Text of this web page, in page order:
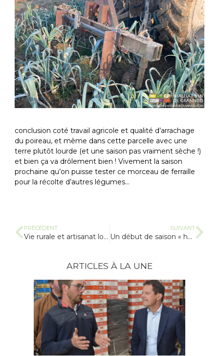
conclusion coté travail agricole et qualité d’arrachage
du poireau, et même dans cette parcelle avec une
terre plutôt lourde (et une saison pas vraiment sèche !)
et bien ça va drôlement bien ! Vivement la saison
prochaine qu’on puisse tester ce morceau de ferraille
pour la récolte d’autres légumes…
PRÉCÉDENT
Vie rurale et artisanat local
SUIVANT
Un début de saison « hésitant »
ARTICLES À LA UNE